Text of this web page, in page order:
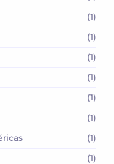
(1)
(1)
(1)
(1)
(1)
(1)
(1)
(1)